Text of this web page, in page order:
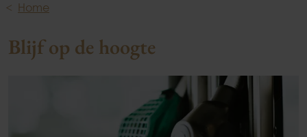
Home
Blijf op de hoogte